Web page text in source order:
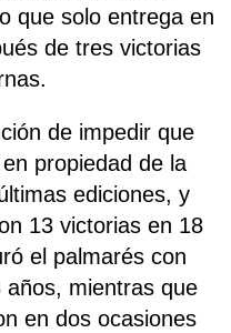
que solo entrega en
de tres victorias
de impedir que
propiedad de la
ediciones, y
13 victorias en 18
el palmarés con
mientras que
en dos ocasiones